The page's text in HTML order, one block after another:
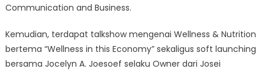
Communication and Business.
Kemudian, terdapat talkshow mengenai Wellness & Nutrition
bertema “Wellness in this Economy” sekaligus soft launching
bersama Jocelyn A. Joesoef selaku Owner dari Josei